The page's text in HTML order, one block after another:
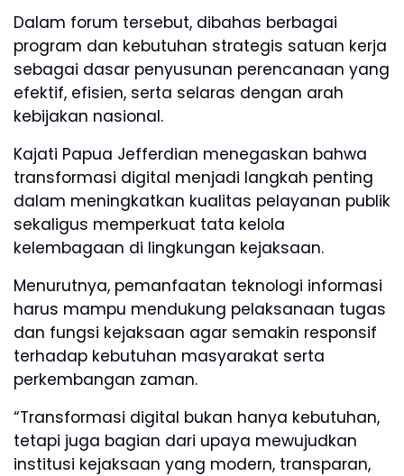
Dalam forum tersebut, dibahas berbagai
program dan kebutuhan strategis satuan kerja
sebagai dasar penyusunan perencanaan yang
efektif, efisien, serta selaras dengan arah
kebijakan nasional.
Kajati Papua Jefferdian menegaskan bahwa
transformasi digital menjadi langkah penting
dalam meningkatkan kualitas pelayanan publik
sekaligus memperkuat tata kelola
kelembagaan di lingkungan kejaksaan.
Menurutnya, pemanfaatan teknologi informasi
harus mampu mendukung pelaksanaan tugas
dan fungsi kejaksaan agar semakin responsif
terhadap kebutuhan masyarakat serta
perkembangan zaman.
“Transformasi digital bukan hanya kebutuhan,
tetapi juga bagian dari upaya mewujudkan
institusi kejaksaan yang modern, transparan,